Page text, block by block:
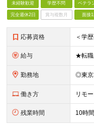
未経験歓迎 学歴不問 ベテラ
完全週休2日 賞与複数月 面接1
応募資格
給与
勤務地
働き方 リモ
残業時間 10時